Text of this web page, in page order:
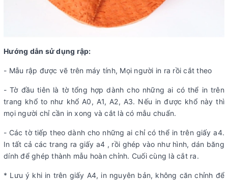
Hướng dẫn sử dụng rập:
- Mẫu rập được vẽ trên máy tính, Mọi người in ra rồi cắt theo
- Tờ đầu tiên là tờ tổng hợp dành cho những ai có thể in trên
trang khổ to như khổ A0, A1, A2, A3. Nếu in được khổ này thì
mọi người chỉ cần in xong và cắt là có mẫu chuẩn.
- Các tờ tiếp theo dành cho những ai chỉ có thể in trên giấy a4.
In tất cả các trang ra giấy a4 , rồi ghép vào như hình, dán băng
dính để ghép thành mẫu hoàn chỉnh. Cuối cùng là cắt ra.
* Lưu ý khi in trên giấy A4, in nguyên bản, không căn chỉnh để